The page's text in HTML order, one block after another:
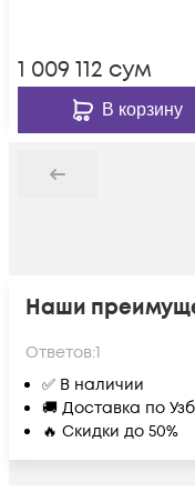
1 009 112 сум
В корзину
Назад
Наши
Ответов:1
✅ В наличии
🚚 Доставка по
🔥 Скидки до 50%